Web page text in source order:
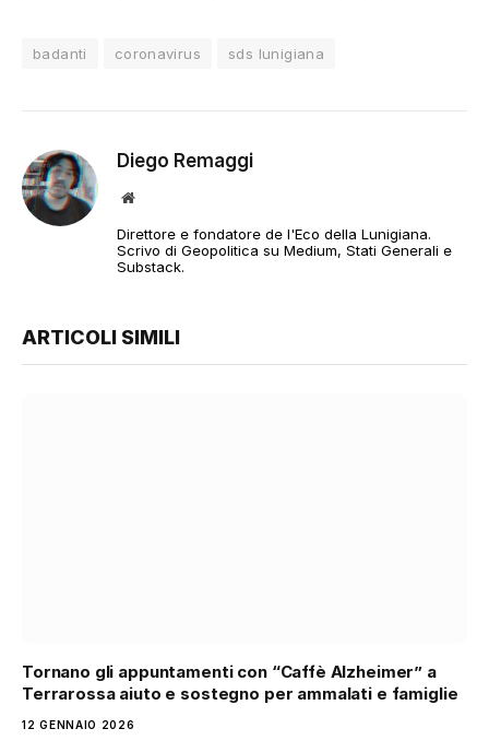
badanti coronavirus sds lunigiana
Diego Remaggi
Sito
Direttore e fondatore de l'Eco della Lunigiana.
Scrivo di Geopolitica su Medium, Stati Generali e
Substack.
ARTICOLI SIMILI
Tornano gli appuntamenti con “Caffè Alzheimer” a
Terrarossa aiuto e sostegno per ammalati e famiglie
12 GENNAIO 2026